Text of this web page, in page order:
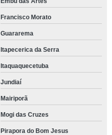
Francisco Morato
Guararema
Itapecerica da Serra
Itaquaquecetuba
Jundiaí
Mairiporã
Mogi das Cruzes
Pirapora do Bom Jesus